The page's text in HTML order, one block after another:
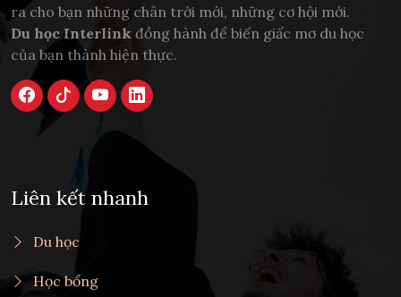
ra cho bạn những chân trời mới, những cơ hội mới.
Du học Interlink đồng hành để biến giấc mơ du học
của bạn thành hiện thực.
Liên kết nhanh
Du học
Học bổng